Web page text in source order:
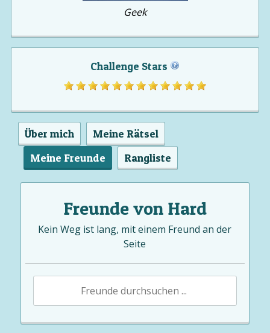
Geek
Challenge Stars
Über mich
Meine Rätsel
Meine Freunde
Rangliste
Freunde von Hard
Kein Weg ist lang, mit einem Freund an der
Seite